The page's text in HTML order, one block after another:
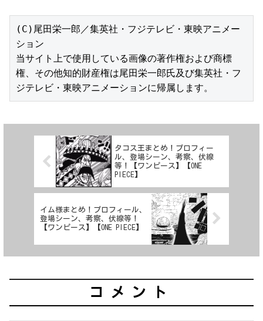
(C)尾田栄一郎／集英社・フジテレビ・東映アニメー
ション
当サイト上で使用している画像の著作権および商標
権、その他知的財産権は尾田栄一郎氏及び集英社・フ
ジテレビ・東映アニメーションに帰属します。
タコス王まとめ！プロフィー
ル、登場シーン、考察、伏線
等！【ワンピース】【ONE
PIECE】
イム様まとめ！プロフィール、
登場シーン、考察、伏線等！
【ワンピース】【ONE PIECE】
コメント